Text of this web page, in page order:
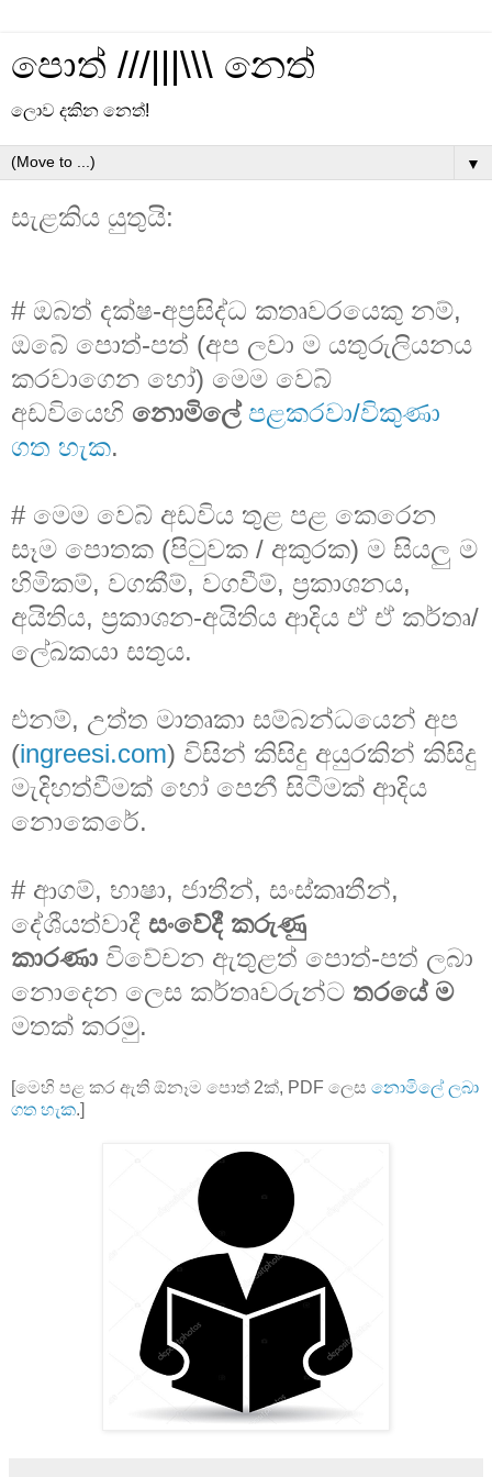
පොත් ///|||\\\ නෙත්
ලොව දකින නෙත්!
▼
සැළකිය යුතුයි:
# ඔබත් දක්ෂ-අප්‍රසිද්ධ කතෘවරයෙකු නම්,
ඔබේ පොත්-පත් (අප ලවා ම යතුරුලියනය
කරවාගෙන හෝ) මෙම වෙබ්
අඩවියෙහි නොමිලේ පළකරවා/විකුණා
ගත හැක.
# මෙම වෙබ් අඩවිය තුළ පළ කෙරෙන
සෑම පොතක (පිටුවක / අකුරක) ම සියලු ම
හිමිකම්, වගකීම්, වගවීම්, ප්‍රකාශනය,
අයිතිය, ප්‍රකාශන-අයිතිය ආදිය ඒ ඒ කර්තෘ/
ලේඛකයා සතුය.
එනම්, උත්ත මාතෘකා සම්බන්ධයෙන් අප
(ingreesi.com) විසින් කිසිදු අයුරකින් කිසිදු
මැදිහත්වීමක් හෝ පෙනී සිටීමක් ආදිය
නොකෙරේ.
# ආගම්, භාෂා, ජාතීන්, සංස්කෘතීන්,
දේශීයත්වාදී සංවේදී කරුණු
කාරණා විවේචන ඇතුළත් පොත්-පත් ලබා
නොදෙන ලෙස කර්තෘවරුන්ට තරයේ ම
මතක් කරමු.
[මෙහි පළ කර ඇති ඕනෑම පොත් 2ක්, PDF ලෙස නොමිලේ ලබා
ගත හැක.]